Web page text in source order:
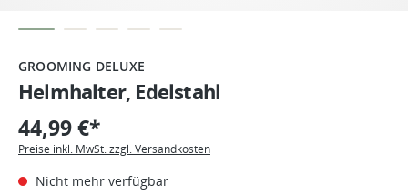
GROOMING DELUXE
Helmhalter, Edelstahl
44,99 €*
Preise inkl. MwSt. zzgl. Versandkosten
Nicht mehr verfügbar